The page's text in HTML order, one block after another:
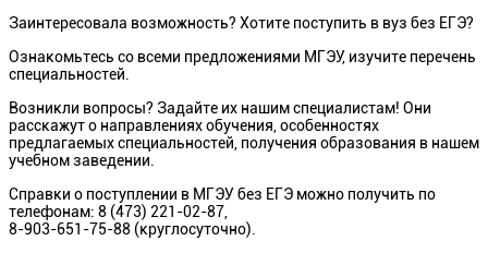
Заинтересовала возможность? Хотите поступить в вуз без ЕГЭ?
Ознакомьтесь со всеми предложениями МГЭУ, изучите перечень
специальностей.
Возникли вопросы? Задайте их нашим специалистам! Они
расскажут о направлениях обучения, особенностях
предлагаемых специальностей, получения образования в нашем
учебном заведении.
Справки о поступлении в МГЭУ без ЕГЭ можно получить по
телефонам: 8 (473) 221-02-87,
8-903-651-75-88 (круглосуточно).